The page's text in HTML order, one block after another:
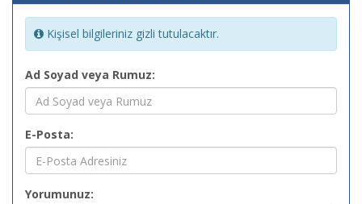
Kişisel bilgileriniz gizli tutulacaktır.
Ad Soyad veya Rumuz:
E-Posta:
Yorumunuz: